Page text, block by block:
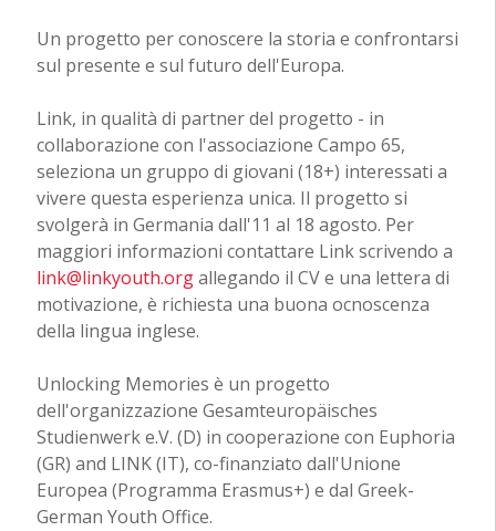
Un progetto per conoscere la storia e confrontarsi
sul presente e sul futuro dell'Europa.
Link, in qualità di partner del progetto - in
collaborazione con l'associazione Campo 65,
seleziona un gruppo di giovani (18+) interessati a
vivere questa esperienza unica. Il progetto si
svolgerà in Germania dall'11 al 18 agosto. Per
maggiori informazioni contattare Link scrivendo a
link@linkyouth.orgallegando il CV e una lettera di
motivazione, è richiesta una buona ocnoscenza
della lingua inglese.
Unlocking Memories è un progetto
dell'organizzazione Gesamteuropäisches
Studienwerk e.V. (D) in cooperazione con Euphoria
(GR) and LINK (IT), co-finanziato dall'Unione
Europea (Programma Erasmus+) e dal Greek-
German Youth Office.